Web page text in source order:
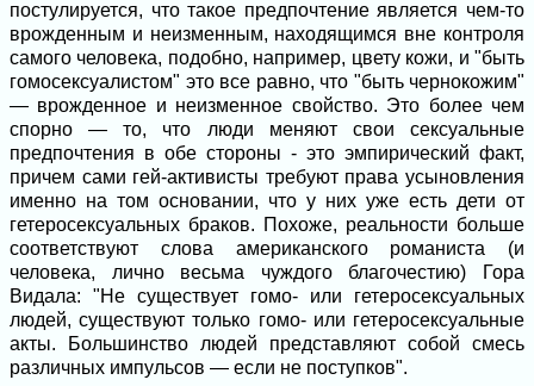
постулируется, что такое предпочтение является чем-то
врожденным и неизменным, находящимся вне контроля
самого человека, подобно, например, цвету кожи, и "быть
гомосексуалистом" это все равно, что "быть чернокожим"
— врожденное и неизменное свойство. Это более чем
спорно — то, что люди меняют свои сексуальные
предпочтения в обе стороны - это эмпирический факт,
причем сами гей-активисты требуют права усыновления
именно на том основании, что у них уже есть дети от
гетеросексуальных браков. Похоже, реальности больше
соответствуют слова американского романиста (и
человека, лично весьма чуждого благочестию) Гора
Видала: "Не существует гомо- или гетеросексуальных
людей, существуют только гомо- или гетеросексуальные
акты. Большинство людей представляют собой смесь
различных импульсов — если не поступков".